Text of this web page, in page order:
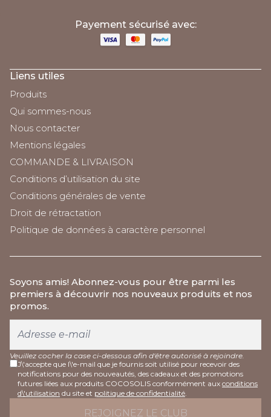
Payement sécurisé avec:
Liens utiles
Produits
Qui sommes-nous
Nous contacter
Mentions légales
COMMANDE & LIVRAISON
Conditions d’utilisation du site
Conditions générales de vente
Droit de rétractation
Politique de données à caractère personnel
Soyons amis! Abonnez-vous pour être parmi les
premiers à découvrir nos nouveaux produits et nos
promos.
Veuillez cocher la case ci-dessous afin d'être autorisé à rejoindre.
J\'accepte que l\'e-mail que je fournis soit utilisé pour recevoir des
notifications pour des nouveautés, des cadeaux et des promotions
futures liées aux produits COCOSOLIS conformément aux conditions
d\'utilisation du site et politique de confidentialité